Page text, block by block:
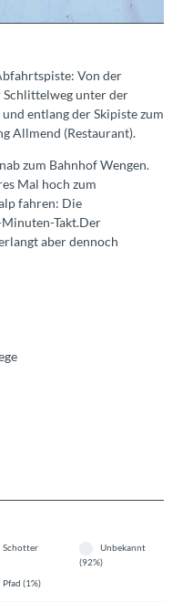
Von der
unter der
entlang der Skipiste zum
Allmend (Restaurant).
zum Bahnhof Wengen.
Mal hoch zum
fahren: Die
Takt.Der
aber dennoch
Schotter
Unbekannt
(92%)
Pfad (1%)